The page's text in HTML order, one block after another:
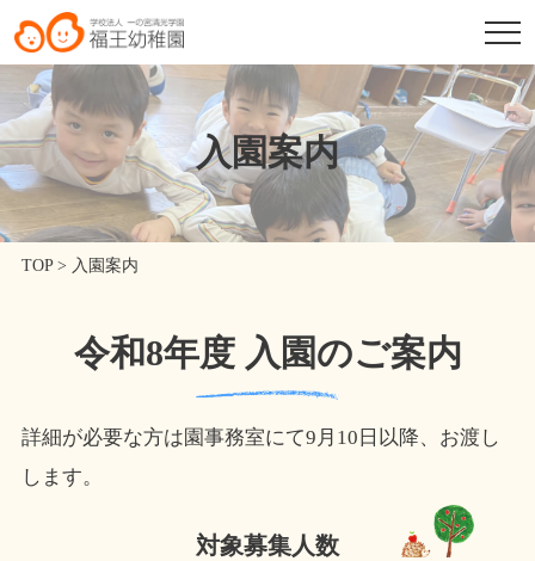
入園案内
TOP> 入園案内
令和8年度 入園のご案内
詳細が必要な方は園事務室にて9月10日以降、お渡し
します。
対象募集人数